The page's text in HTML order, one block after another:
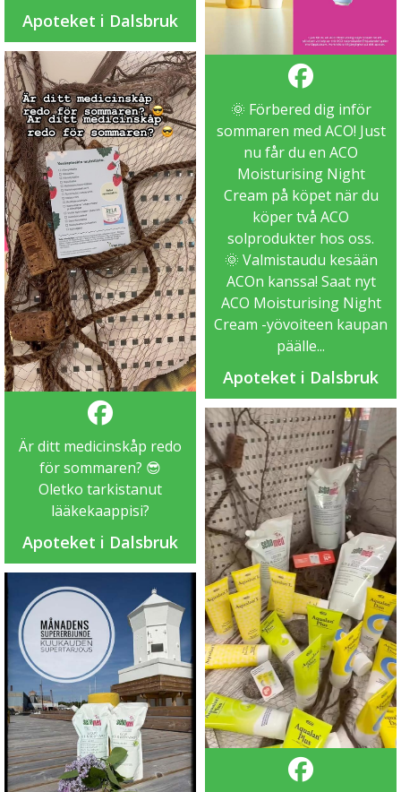
Apoteket i Dalsbruk
Är ditt medicinskåp redo
för sommaren? 😎
Oletko tarkistanut
lääkekaappisi?
Apoteket i Dalsbruk
🌞 Förbered dig inför
sommaren med ACO! Just
nu får du en ACO
Moisturising Night
Cream på köpet när du
köper två ACO
solprodukter hos oss.
🌞 Valmistaudu kesään
ACOn kanssa! Saat nyt
ACO Moisturising Night
Cream -yövoiteen kaupan
päälle...
Apoteket i Dalsbruk